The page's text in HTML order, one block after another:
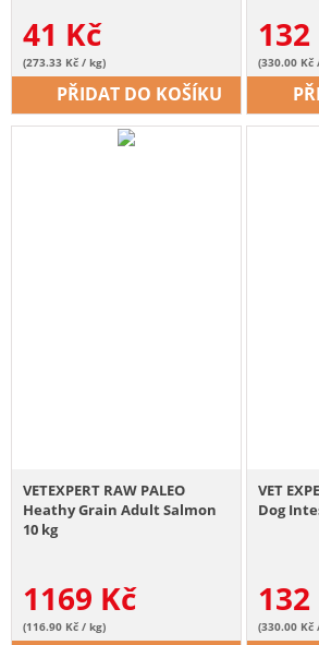
41 Kč
(273.33 Kč / kg)
PŘIDAT DO KOŠÍKU
132
(330.00 Kč
VETEXPERT RAW PALEO
Heathy Grain Adult Salmon
10 kg
1169 Kč
(116.90 Kč / kg)
VET
Dog
132
(330.00 Kč